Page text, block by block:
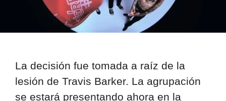
La decisión fue tomada a raíz de la
lesión de Travis Barker. La agrupación
se estará presentando ahora en la